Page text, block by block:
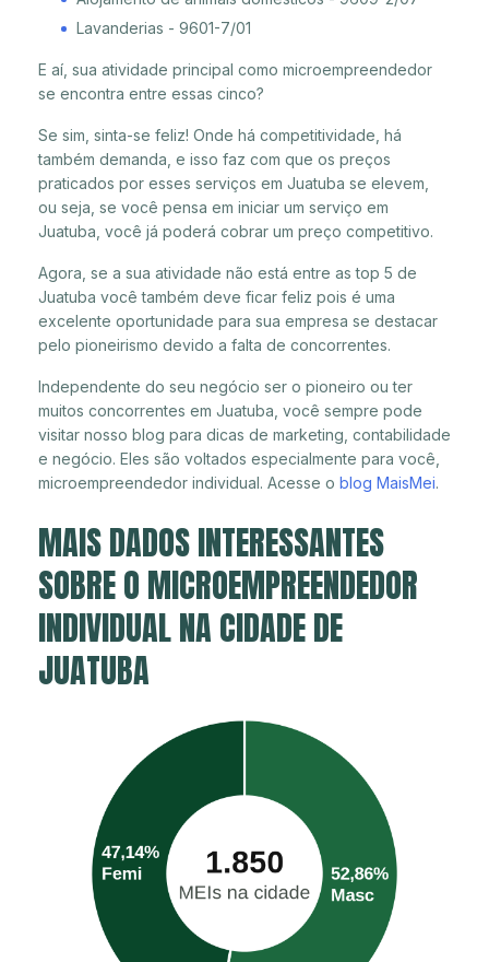
Lavanderias - 9601-7/01
E aí, sua atividade principal como microempreendedor
se encontra entre essas cinco?
Se sim, sinta-se feliz! Onde há competitividade, há
também demanda, e isso faz com que os preços
praticados por esses serviços em Juatuba se elevem,
ou seja, se você pensa em iniciar um serviço em
Juatuba, você já poderá cobrar um preço competitivo.
Agora, se a sua atividade não está entre as top 5 de
Juatuba você também deve ficar feliz pois é uma
excelente oportunidade para sua empresa se destacar
pelo pioneirismo devido a falta de concorrentes.
Independente do seu negócio ser o pioneiro ou ter
muitos concorrentes em Juatuba, você sempre pode
visitar nosso blog para dicas de marketing, contabilidade
e negócio. Eles são voltados especialmente para você,
microempreendedor individual. Acesse o blog MaisMei.
MAIS DADOS INTERESSANTES
SOBRE O MICROEMPREENDEDOR
INDIVIDUAL NA CIDADE DE
JUATUBA